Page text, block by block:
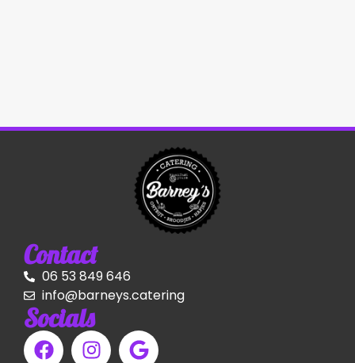
Contact
06 53 849 646
info@barneys.catering
Socials